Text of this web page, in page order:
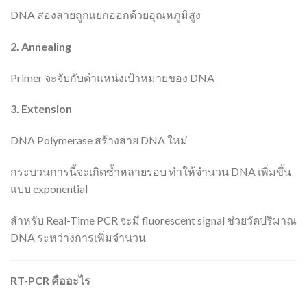
DNA สองสายถูกแยกออกด้วยอุณหภูมิสูง
2. Annealing
Primer จะจับกับตำแหน่งเป้าหมายของ DNA
3. Extension
DNA Polymerase สร้างสาย DNA ใหม่
กระบวนการนี้จะเกิดซ้ำหลายรอบ ทำให้จำนวน DNA เพิ่มขึ้น
แบบ exponential
สำหรับ Real-Time PCR จะมี fluorescent signal ช่วยวัดปริมาณ
DNA ระหว่างการเพิ่มจำนวน
RT-PCR คืออะไร